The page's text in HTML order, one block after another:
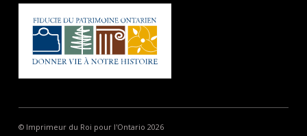
© Imprimeur du Roi pour l'Ontario 2026